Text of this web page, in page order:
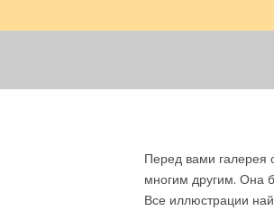
Перед вами галерея
многим другим. Она
Все иллюстрации